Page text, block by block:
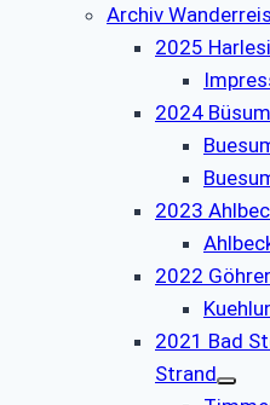
Archiv
2025
2024
2023
2022
2021 Bad
Strand